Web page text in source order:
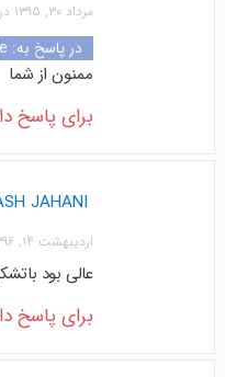
مرداد ۳۰, ۱۳۹۵ در ۰۷:۴۸
در پاسخ به:
ممنون از شما
برای پاسخ
JAHANI
اردیبهشت ۱۴, ۱۳۹۶ در ۱۱:۳۸
عالی بود
برای پاسخ